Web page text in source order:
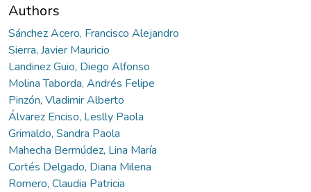
Authors
Sánchez Acero, Francisco Alejandro
Sierra, Javier Mauricio
Landinez Guio, Diego Alfonso
Molina Taborda, Andrés Felipe
Pinzón, Vladimir Alberto
Álvarez Enciso, Leslly Paola
Grimaldo, Sandra Paola
Mahecha Bermúdez, Lina María
Cortés Delgado, Diana Milena
Romero, Claudia Patricia